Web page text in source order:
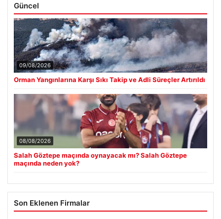
Güncel
09/08/2026
Orman Yangınlarına Karşı Sıkı Takip ve Adli Süreçler Artırıldı
08/08/2026
Salah Göztepe maçında oynayacak mı? Salah Göztepe
maçında neden yok?
Son Eklenen Firmalar